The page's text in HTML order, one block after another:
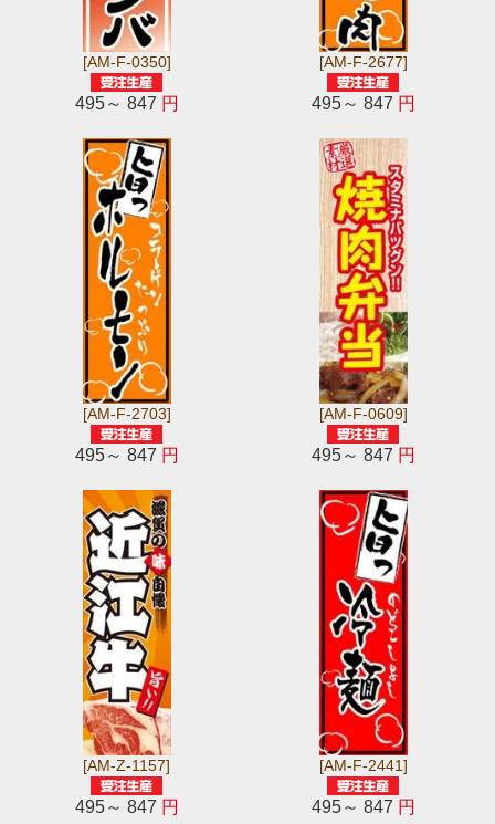
[AM-F-0350]
495～ 847 円
[AM-F-2677]
495～ 847 円
[AM-F-2703]
495～ 847 円
[AM-F-0609]
495～ 847 円
[AM-Z-1157]
495～ 847 円
[AM-F-2441]
495～ 847 円